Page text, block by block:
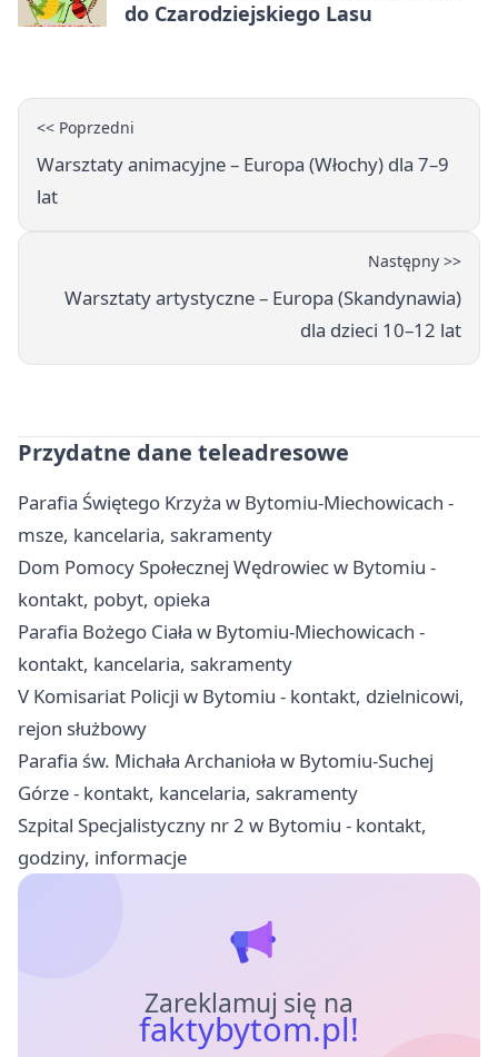
do Czarodziejskiego Lasu
<< Poprzedni
Warsztaty animacyjne – Europa (Włochy) dla 7–9
lat
Następny >>
Warsztaty artystyczne – Europa (Skandynawia)
dla dzieci 10–12 lat
Przydatne dane teleadresowe
Parafia Świętego Krzyża w Bytomiu-Miechowicach -
msze, kancelaria, sakramenty
Dom Pomocy Społecznej Wędrowiec w Bytomiu -
kontakt, pobyt, opieka
Parafia Bożego Ciała w Bytomiu-Miechowicach -
kontakt, kancelaria, sakramenty
V Komisariat Policji w Bytomiu - kontakt, dzielnicowi,
rejon służbowy
Parafia św. Michała Archanioła w Bytomiu-Suchej
Górze - kontakt, kancelaria, sakramenty
Szpital Specjalistyczny nr 2 w Bytomiu - kontakt,
godziny, informacje
Zareklamuj się na
faktybytom.pl!